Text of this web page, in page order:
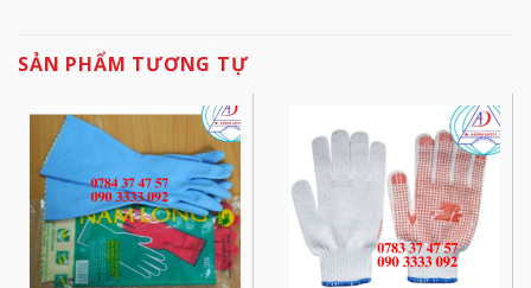
SẢN PHẨM TƯƠNG TỰ